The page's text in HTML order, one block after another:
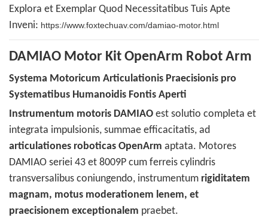
Explora et Exemplar Quod Necessitatibus Tuis Apte
Inveni: https://www.foxtechuav.com/damiao-motor.html
DAMIAO Motor Kit OpenArm Robot Arm
Systema Motoricum Articulationis Praecisionis pro
Systematibus Humanoidis Fontis Aperti
Instrumentum motoris DAMIAO est solutio completa et
integrata impulsionis, summae efficacitatis, ad
articulationes roboticas OpenArm aptata. Motores
DAMIAO seriei 43 et 8009P cum ferreis cylindris
transversalibus coniungendo, instrumentum rigiditatem
magnam, motus moderationem lenem, et
praecisionem exceptionalem praebet.